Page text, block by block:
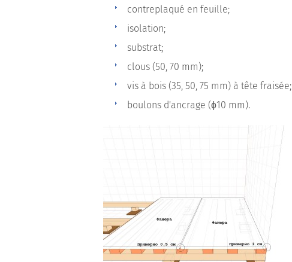
contreplaqué en feuille;
isolation;
substrat;
clous (50, 70 mm);
vis à bois (35, 50, 75 mm) à tête fraisée;
boulons d'ancrage (ɸ10 mm).